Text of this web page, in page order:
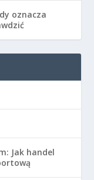
oznacza
Jak handel